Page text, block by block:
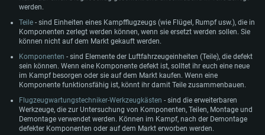
werden.
Teile - sind Einheiten eines Kampfflugzeugs (wie Flügel, Rumpf usw.), die in
Komponenten zerlegt werden können, wenn sie ersetzt werden sollen. Sie
können nicht auf dem Markt gekauft werden.
Komponenten - sind Elemente der Luftfahrzeugeinheiten (Teile), die defekt
sein können. Wenn eine Komponente defekt ist, solltet ihr euch eine neue
im Kampf besorgen oder sie auf dem Markt kaufen. Wenn eine
Komponente funktionsfähig ist, könnt ihr damit Teile zusammenbauen.
Flugzeugwartungstechniker-Werkzeugkästen - sind die erweiterbaren
Werkzeuge, die zur Untersuchung von Komponenten, Teilen, Montage und
Demontage verwendet werden. Können im Kampf, nach der Demontage
defekter Komponenten oder auf dem Markt erworben werden.